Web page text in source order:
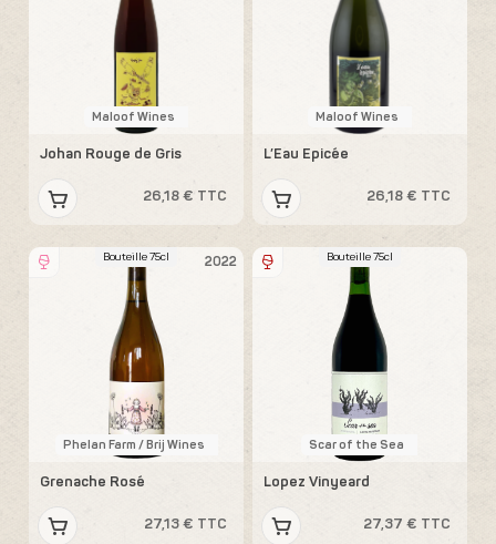
Maloof Wines
Johan Rouge de Gris
26,18 € TTC
Maloof Wines
L’Eau Epicée
26,18 € TTC
2022
Bouteille 75cl
Phelan Farm / Brij Wines
Grenache Rosé
27,13 € TTC
Bouteille 75cl
Scar of the Sea
Lopez Vinyeard
27,37 € TTC